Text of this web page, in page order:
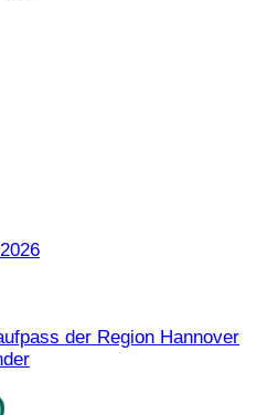
der Region Hannover